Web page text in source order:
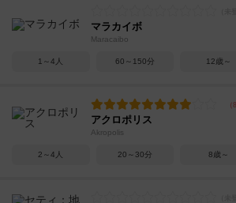
マラカイボ
Maracaibo
1～4人 60～150分 12歳～
アクロポリス
Akropolis
2～4人 20～30分 8歳～